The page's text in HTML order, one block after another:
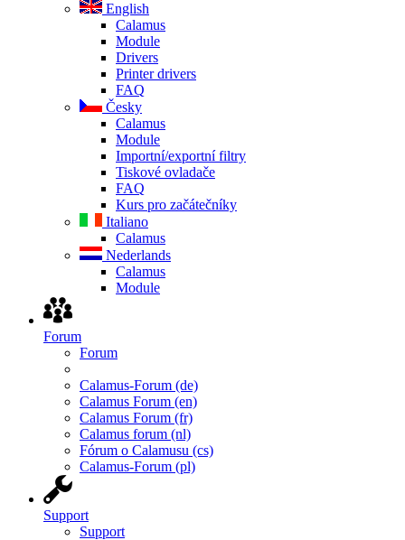
English
Calamus
Module
Drivers
Printer drivers
FAQ
Česky
Calamus
Module
Importní/exportní filtry
Tiskové ovladače
FAQ
Kurs pro začátečníky
Italiano
Calamus
Nederlands
Calamus
Module
Forum
Forum
Calamus-Forum (de)
Calamus Forum (en)
Calamus Forum (fr)
Calamus forum (nl)
Fórum o Calamusu (cs)
Calamus-Forum (pl)
Support
Support